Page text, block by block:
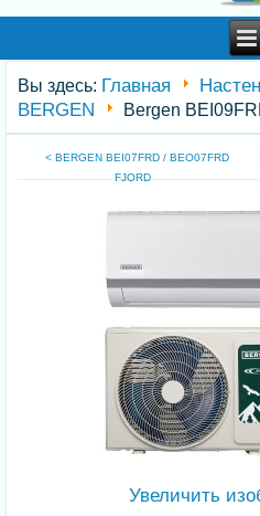
Вы здесь: Главная
BERGEN
Bergen
< BERGEN BEI07FRD / BEO07FRD
FJORD
Увеличить